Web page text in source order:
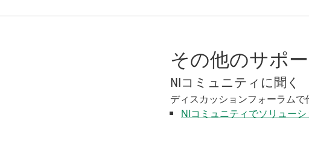
その他のサポ
NIコミュニティに聞く
ディスカッションフォーラム
NIコミュニティでソリュー